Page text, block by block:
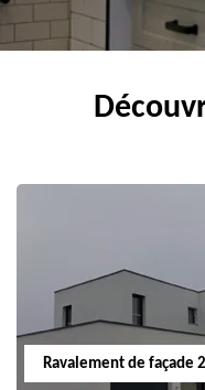
Ravalement de façade